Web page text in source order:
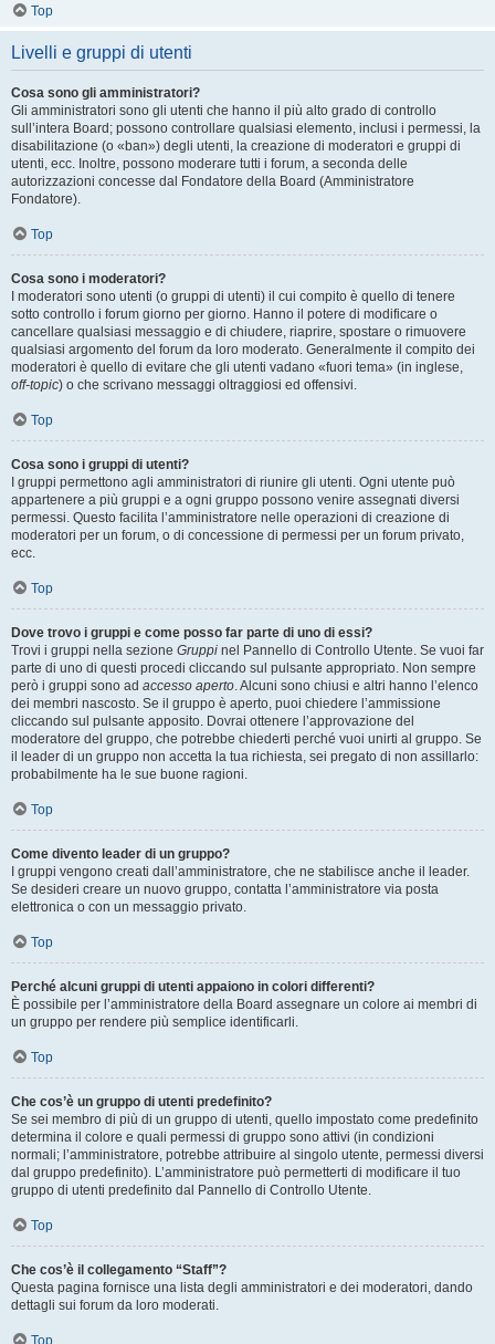
Top
Livelli e gruppi di utenti
Cosa sono gli amministratori?
Gli amministratori sono gli utenti che hanno il più alto grado di controllo
sull’intera Board; possono controllare qualsiasi elemento, inclusi i permessi, la
disabilitazione (o «ban») degli utenti, la creazione di moderatori e gruppi di
utenti, ecc. Inoltre, possono moderare tutti i forum, a seconda delle
autorizzazioni concesse dal Fondatore della Board (Amministratore
Fondatore).
Top
Cosa sono i moderatori?
I moderatori sono utenti (o gruppi di utenti) il cui compito è quello di tenere
sotto controllo i forum giorno per giorno. Hanno il potere di modificare o
cancellare qualsiasi messaggio e di chiudere, riaprire, spostare o rimuovere
qualsiasi argomento del forum da loro moderato. Generalmente il compito dei
moderatori è quello di evitare che gli utenti vadano «fuori tema» (in inglese,
off-topic) o che scrivano messaggi oltraggiosi ed offensivi.
Top
Cosa sono i gruppi di utenti?
I gruppi permettono agli amministratori di riunire gli utenti. Ogni utente può
appartenere a più gruppi e a ogni gruppo possono venire assegnati diversi
permessi. Questo facilita l’amministratore nelle operazioni di creazione di
moderatori per un forum, o di concessione di permessi per un forum privato,
ecc.
Top
Dove trovo i gruppi e come posso far parte di uno di essi?
Trovi i gruppi nella sezione Gruppi nel Pannello di Controllo Utente. Se vuoi far
parte di uno di questi procedi cliccando sul pulsante appropriato. Non sempre
però i gruppi sono ad accesso aperto. Alcuni sono chiusi e altri hanno l’elenco
dei membri nascosto. Se il gruppo è aperto, puoi chiedere l’ammissione
cliccando sul pulsante apposito. Dovrai ottenere l’approvazione del
moderatore del gruppo, che potrebbe chiederti perché vuoi unirti al gruppo. Se
il leader di un gruppo non accetta la tua richiesta, sei pregato di non assillarlo:
probabilmente ha le sue buone ragioni.
Top
Come divento leader di un gruppo?
I gruppi vengono creati dall’amministratore, che ne stabilisce anche il leader.
Se desideri creare un nuovo gruppo, contatta l’amministratore via posta
elettronica o con un messaggio privato.
Top
Perché alcuni gruppi di utenti appaiono in colori differenti?
È possibile per l’amministratore della Board assegnare un colore ai membri di
un gruppo per rendere più semplice identificarli.
Top
Che cos’è un gruppo di utenti predefinito?
Se sei membro di più di un gruppo di utenti, quello impostato come predefinito
determina il colore e quali permessi di gruppo sono attivi (in condizioni
normali; l’amministratore, potrebbe attribuire al singolo utente, permessi diversi
dal gruppo predefinito). L’amministratore può permetterti di modificare il tuo
gruppo di utenti predefinito dal Pannello di Controllo Utente.
Top
Che cos’è il collegamento “Staff”?
Questa pagina fornisce una lista degli amministratori e dei moderatori, dando
dettagli sui forum da loro moderati.
Top